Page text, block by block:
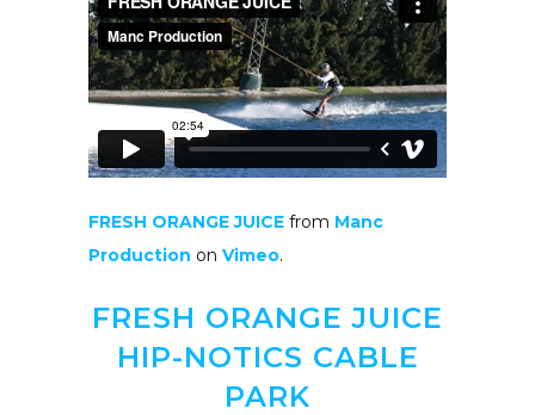
FRESH ORANGE JUICE from Manc
Production on Vimeo.
FRESH ORANGE JUICE
HIP-NOTICS CABLE
PARK